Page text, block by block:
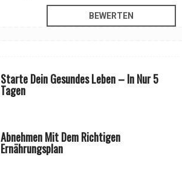
Starte Dein Gesundes Leben – In Nur 5
Tagen
Abnehmen Mit Dem Richtigen
Ernährungsplan